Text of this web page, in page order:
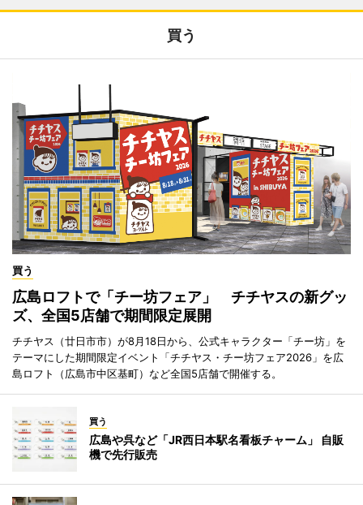
買う
買う
広島ロフトで「チー坊フェア」 チチヤスの新グッ
ズ、全国5店舗で期間限定展開
チチヤス（廿日市市）が8月18日から、公式キャラクター「チー坊」を
テーマにした期間限定イベント「チチヤス・チー坊フェア2026」を広
島ロフト（広島市中区基町）など全国5店舗で開催する。
買う
広島や呉など「JR西日本駅名看板チャーム」 自販
機で先行販売